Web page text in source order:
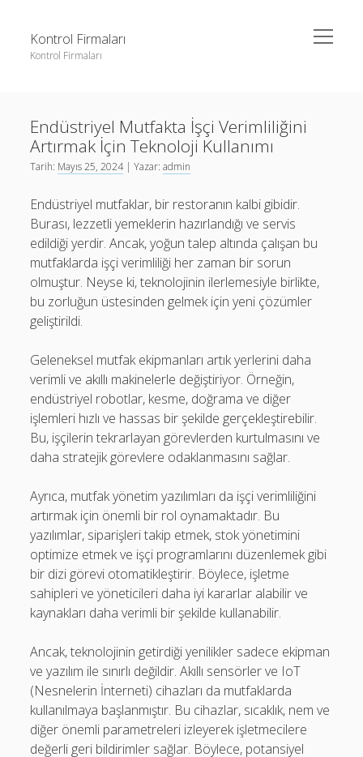
Kontrol Firmaları
Kontrol Firmaları
menüyü
aç
Liste
Sayfa Listesi
Youtube Dislike Arttırma Parasız
3 milyon takipçi ne kadar para alıyor
Sayfa Listesi
Şifresiz Facebook Beğeni Yükseltme
Youtube Dislike Arttırma Parasız
Endüstriyel Mutfakta İşçi Verimliliğini
Artırmak İçin Teknoloji Kullanımı
Tarih: Mayıs 25, 2024| Yazar:admin
Endüstriyel mutfaklar, bir restoranın kalbi gibidir.
Burası, lezzetli yemeklerin hazırlandığı ve servis
edildiği yerdir. Ancak, yoğun talep altında çalışan bu
mutfaklarda işçi verimliliği her zaman bir sorun
olmuştur. Neyse ki, teknolojinin ilerlemesiyle birlikte,
bu zorluğun üstesinden gelmek için yeni çözümler
geliştirildi.
Geleneksel mutfak ekipmanları artık yerlerini daha
verimli ve akıllı makinelerle değiştiriyor. Örneğin,
endüstriyel robotlar, kesme, doğrama ve diğer
işlemleri hızlı ve hassas bir şekilde gerçekleştirebilir.
Bu, işçilerin tekrarlayan görevlerden kurtulmasını ve
daha stratejik görevlere odaklanmasını sağlar.
Ayrıca, mutfak yönetim yazılımları da işçi verimliliğini
artırmak için önemli bir rol oynamaktadır. Bu
yazılımlar, siparişleri takip etmek, stok yönetimini
optimize etmek ve işçi programlarını düzenlemek gibi
bir dizi görevi otomatikleştirir. Böylece, işletme
sahipleri ve yöneticileri daha iyi kararlar alabilir ve
kaynakları daha verimli bir şekilde kullanabilir.
Ancak, teknolojinin getirdiği yenilikler sadece ekipman
ve yazılım ile sınırlı değildir. Akıllı sensörler ve IoT
(Nesnelerin İnterneti) cihazları da mutfaklarda
kullanılmaya başlanmıştır. Bu cihazlar, sıcaklık, nem ve
diğer önemli parametreleri izleyerek işletmecilere
değerli geri bildirimler sağlar. Böylece, potansiyel